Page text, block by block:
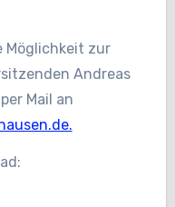
Möglichkeit zur
Andreas
Mail an